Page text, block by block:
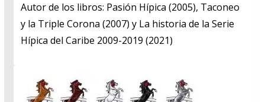
​Autor de los libros: Pasión Hípica (2005), Taconeo
y la Triple Corona (2007) y La historia de la Serie
Hípica del Caribe 2009-2019 (2021)